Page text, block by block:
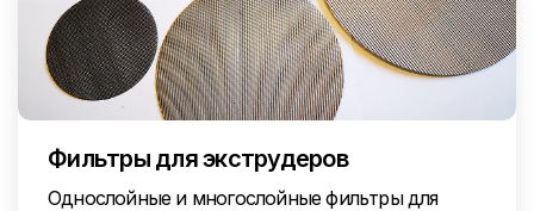
Фильтры для экструдеров
Однослойные и многослойные фильтры для